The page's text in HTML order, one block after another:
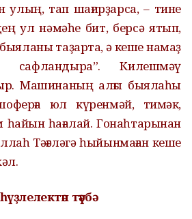
улың, тап шағирҙарса, – тине
ул нәмәһе бит, берсә ятып,
таҙарта, ә кеше намаҙ
сафландыра”. Килешмәү
Машинаның алғы быялаһы
юл күренмәй, тимәк,
һағалай. Гонаһтарынан
Тәғәләгә һыйынмаған кеше
тәүбә